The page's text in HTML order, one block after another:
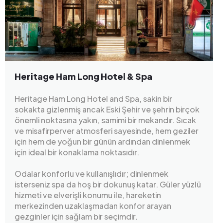
Heritage Ham Long Hotel & Spa
Heritage Ham Long Hotel and Spa, sakin bir
sokakta gizlenmiş ancak Eski Şehir ve şehrin birçok
önemli noktasına yakın, samimi bir mekandır. Sıcak
ve misafirperver atmosferi sayesinde, hem geziler
için hem de yoğun bir günün ardından dinlenmek
için ideal bir konaklama noktasıdır.
Odalar konforlu ve kullanışlıdır; dinlenmek
isterseniz spa da hoş bir dokunuş katar. Güler yüzlü
hizmeti ve elverişli konumu ile, hareketin
merkezinden uzaklaşmadan konfor arayan
gezginler için sağlam bir seçimdir.